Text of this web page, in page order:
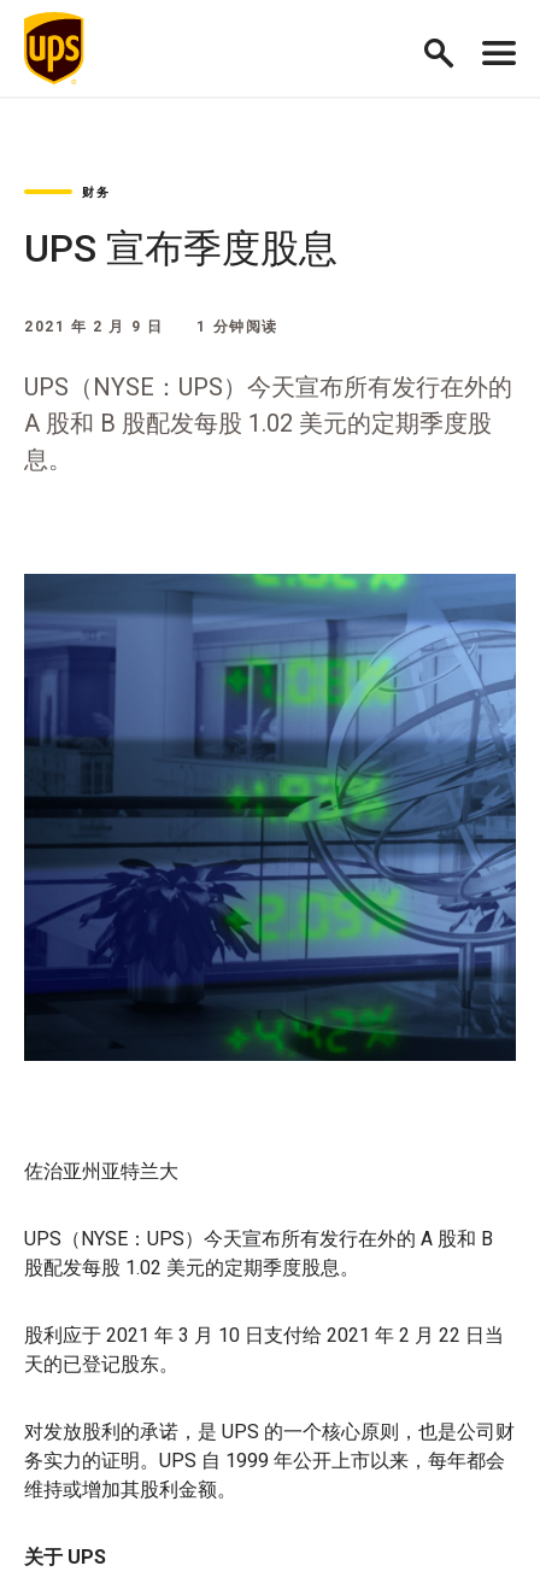
财务
UPS 宣布季度股息
2021 年 2 月 9 日 1 分钟阅读
UPS（NYSE：UPS）今天宣布所有发行在外的
A 股和 B 股配发每股 1.02 美元的定期季度股
息。
佐治亚州亚特兰大
UPS（NYSE：UPS）今天宣布所有发行在外的 A 股和 B
股配发每股 1.02 美元的定期季度股息。
股利应于 2021 年 3 月 10 日支付给 2021 年 2 月 22 日当
天的已登记股东。
对发放股利的承诺，是 UPS 的一个核心原则，也是公司财
务实力的证明。UPS 自 1999 年公开上市以来，每年都会
维持或增加其股利金额。
关于 UPS